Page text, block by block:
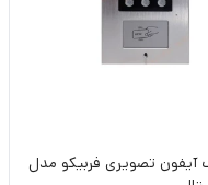
آیفون تصویری فربیکو مدل